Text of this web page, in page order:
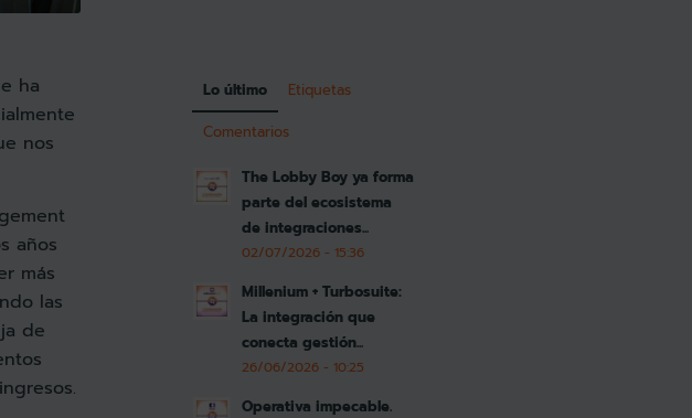
ha
nos
años
más
las
de
Lo último
Etiquetas
Comentarios
The Lobby Boy ya forma
parte del ecosistema
de integraciones...
02/07/2026 - 15:36
Millenium + Turbosuite:
La integración que
conecta gestión...
26/06/2026 - 10:25
Operativa impecable.